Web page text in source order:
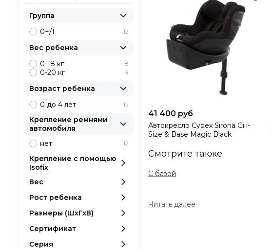
41 400 руб
Автокресло Cybex Sirona Gi i-
Size & Base Magic Black
Смотрите также
С базой
Группа
0+/1
12
Вес ребенка
0-18 кг
8
0-20 кг 4
Возраст ребенка
0 до 4 лет
12
Крепление ремнями
автомобиля
нет
12
Крепление с помощью
Isofix
Вес
Рост ребенка
Размеры (ШxГxВ)
Сертификат
Серия